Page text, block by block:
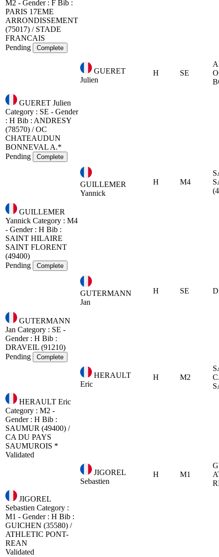
M2 - Gender : F Bib :
PARIS 17EME
ARRONDISSEMENT
(75017) / STADE
FRANCAIS
Pending
Complete
GUERET
Julien
H SE
GUERET Julien
Category : SE - Gender
: H Bib : ANDRESY
(78570) / OC
CHATEAUDUN
BONNEVAL A.*
Pending
Complete
GUILLEMER
Yannick
H M4
GUILLEMER
Yannick Category : M4
- Gender : H Bib :
SAINT HILAIRE
SAINT FLORENT
(49400)
Pending
Complete
GUTERMANN
Jan
H SE
GUTERMANN
Jan Category : SE -
Gender : H Bib :
DRAVEIL (91210)
Pending
Complete
HERAULT
Eric
H M2
HERAULT Eric
Category : M2 -
Gender : H Bib :
SAUMUR (49400) /
CA DU PAYS
SAUMUROIS *
Validated
JIGOREL
Sebastien
H M1
JIGOREL
Sebastien Category :
M1 - Gender : H Bib :
GUICHEN (35580) /
ATHLETIC PONT-
REAN
Validated